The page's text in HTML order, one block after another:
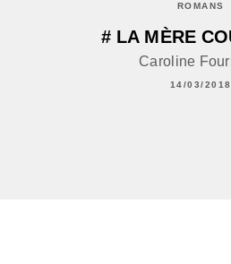
ROMANS
# LA MÈRE
Caroline
14/03/2018